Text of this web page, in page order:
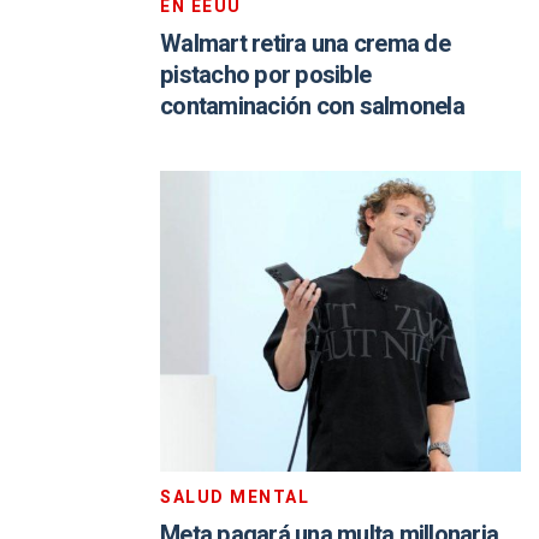
EN EEUU
Walmart retira una crema de
pistacho por posible
contaminación con salmonela
SALUD MENTAL